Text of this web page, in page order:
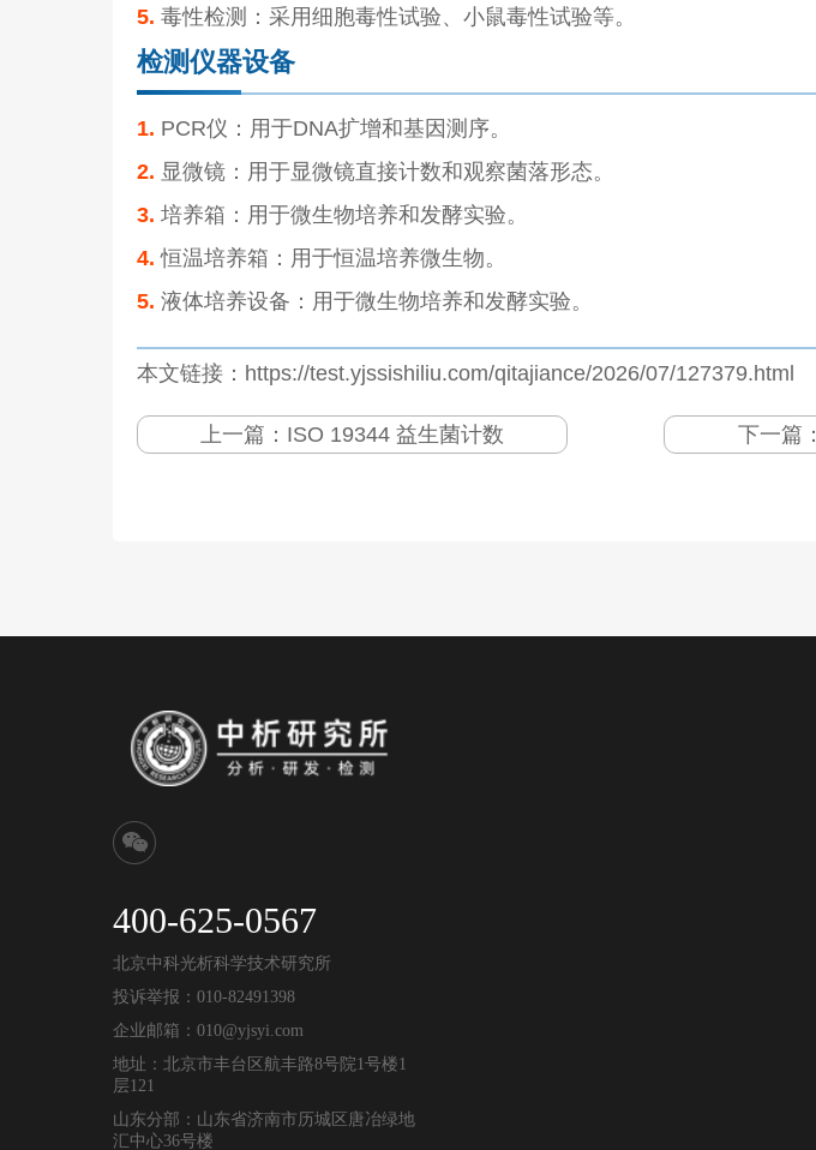
5. 毒性检测：采用细胞毒性试验、小鼠毒性试验等。
检测仪器设备
1. PCR仪：用于DNA扩增和基因测序。
2. 显微镜：用于显微镜直接计数和观察菌落形态。
3. 培养箱：用于微生物培养和发酵实验。
4. 恒温培养箱：用于恒温培养微生物。
5. 液体培养设备：用于微生物培养和发酵实验。
本文链接：https://test.yjssishiliu.com/qitajiance/2026/07/127379.html
上一篇： ISO 19344 益生菌计数 下一篇：
400-625-0567
北京中科光析科学技术研究所
投诉举报：010-82491398
企业邮箱：010@yjsyi.com
地址：北京市丰台区航丰路8号院1号楼1
层121
山东分部：山东省济南市历城区唐冶绿地
汇中心36号楼